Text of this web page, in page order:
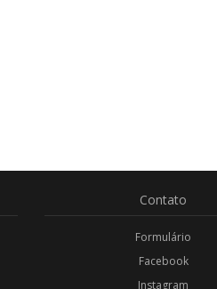
Contato
Formulário
Facebook
Instagram